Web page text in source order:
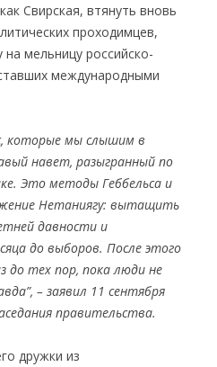
Свирская, втянуть вновь
проходимцев,
мельницу российско-
международными
которые мы слышим в
навет, разыгранный по
Это методы Геббельса и
Нетаниягу: вытащить
давности и
до выборов. После этого
до тех пор, пока люди не
– заявил 11 сентября
правительства.
дружки из